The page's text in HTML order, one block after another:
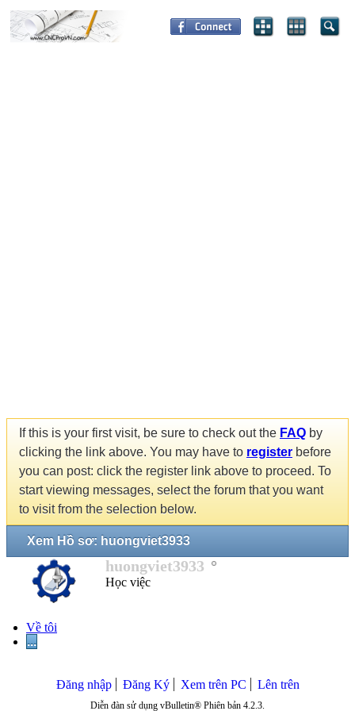
If this is your first visit, be sure to check out the FAQ by
clicking the link above. You may have to register before
you can post: click the register link above to proceed. To
start viewing messages, select the forum that you want
to visit from the selection below.
Xem Hồ sơ: huongviet3933
huongviet3933
Học việc
Về tôi
...
Đăng nhập Đăng Ký Xem trên PC Lên trên
Diễn đàn sử dụng vBulletin® Phiên bản 4.2.3.